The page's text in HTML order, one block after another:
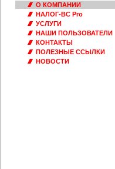
О КОМПАНИИ
НАЛОГ-ВС Pro
УСЛУГИ
НАШИ ПОЛЬЗОВАТЕЛИ
КОНТАКТЫ
ПОЛЕЗНЫЕ ССЫЛКИ
НОВОСТИ